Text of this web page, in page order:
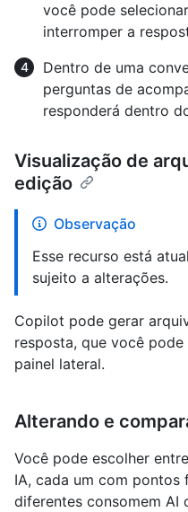
você pode selecionar
interromper a
Dentro de uma
perguntas de
responderá dentro
Visualização de
edição
Observação
Esse recurso está
sujeito a alterações.
Copilot pode gerar
resposta, que você
painel lateral.
Alterando e
Você pode escolher
IA, cada um com
diferentes consomem AI